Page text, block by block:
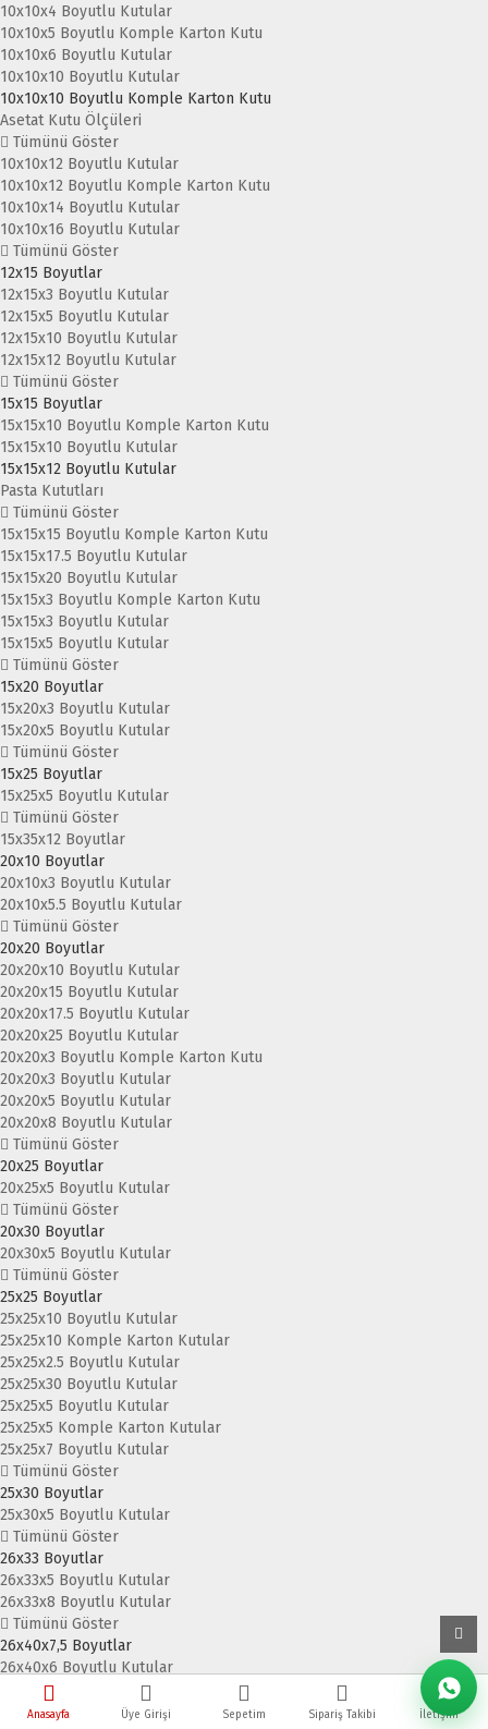
Anasayfa Üye Girişi Sepetim Sipariş Takibi İletişim
10x10x4 Boyutlu Kutular
10x10x5 Boyutlu Komple Karton Kutu
10x10x6 Boyutlu Kutular
10x10x10 Boyutlu Kutular
10x10x10 Boyutlu Komple Karton Kutu
Asetat Kutu Ölçüleri
Tümünü Göster
10x10x12 Boyutlu Kutular
10x10x12 Boyutlu Komple Karton Kutu
10x10x14 Boyutlu Kutular
10x10x16 Boyutlu Kutular
Tümünü Göster
12x15 Boyutlar
12x15x3 Boyutlu Kutular
12x15x5 Boyutlu Kutular
12x15x10 Boyutlu Kutular
12x15x12 Boyutlu Kutular
Tümünü Göster
15x15 Boyutlar
15x15x10 Boyutlu Komple Karton Kutu
15x15x10 Boyutlu Kutular
15x15x12 Boyutlu Kutular
Pasta Kututları
Tümünü Göster
15x15x15 Boyutlu Komple Karton Kutu
15x15x17.5 Boyutlu Kutular
15x15x20 Boyutlu Kutular
15x15x3 Boyutlu Komple Karton Kutu
15x15x3 Boyutlu Kutular
15x15x5 Boyutlu Kutular
Tümünü Göster
15x20 Boyutlar
15x20x3 Boyutlu Kutular
15x20x5 Boyutlu Kutular
Tümünü Göster
15x25 Boyutlar
15x25x5 Boyutlu Kutular
Tümünü Göster
15x35x12 Boyutlar
20x10 Boyutlar
20x10x3 Boyutlu Kutular
20x10x5.5 Boyutlu Kutular
Tümünü Göster
20x20 Boyutlar
20x20x10 Boyutlu Kutular
20x20x15 Boyutlu Kutular
20x20x17.5 Boyutlu Kutular
20x20x25 Boyutlu Kutular
20x20x3 Boyutlu Komple Karton Kutu
20x20x3 Boyutlu Kutular
20x20x5 Boyutlu Kutular
20x20x8 Boyutlu Kutular
Tümünü Göster
20x25 Boyutlar
20x25x5 Boyutlu Kutular
Tümünü Göster
20x30 Boyutlar
20x30x5 Boyutlu Kutular
Tümünü Göster
25x25 Boyutlar
25x25x10 Boyutlu Kutular
25x25x10 Komple Karton Kutular
25x25x2.5 Boyutlu Kutular
25x25x30 Boyutlu Kutular
25x25x5 Boyutlu Kutular
25x25x5 Komple Karton Kutular
25x25x7 Boyutlu Kutular
Tümünü Göster
25x30 Boyutlar
25x30x5 Boyutlu Kutular
Tümünü Göster
26x33 Boyutlar
26x33x5 Boyutlu Kutular
26x33x8 Boyutlu Kutular
Tümünü Göster
26x40x7,5 Boyutlar
26x40x6 Boyutlu Kutular
26x40x7.5 Boyutlu Kutular
26x40x7.5 Komple Karton Kutu